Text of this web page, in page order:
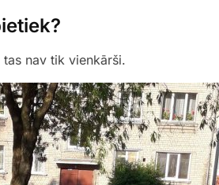
nav tik vienkārši.